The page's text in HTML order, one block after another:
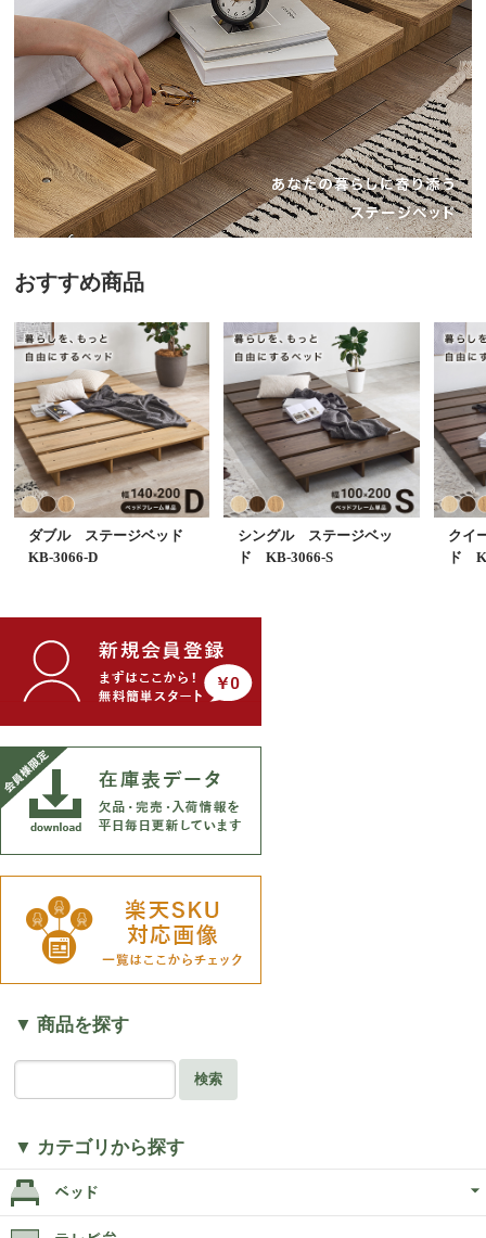
おすすめ商品
ダブル ステージベッド
KB-3066-D
シングル ステージベッ
ド KB-3066-S
クイ
ド
▼ 商品を探す
検索
▼ カテゴリから探す